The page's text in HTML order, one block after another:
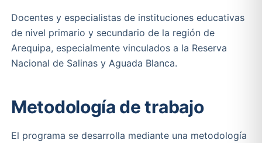
Docentes y especialistas de instituciones educativas
de nivel primario y secundario de la región de
Arequipa, especialmente vinculados a la Reserva
Nacional de Salinas y Aguada Blanca.
Metodología de trabajo
El programa se desarrolla mediante una metodología